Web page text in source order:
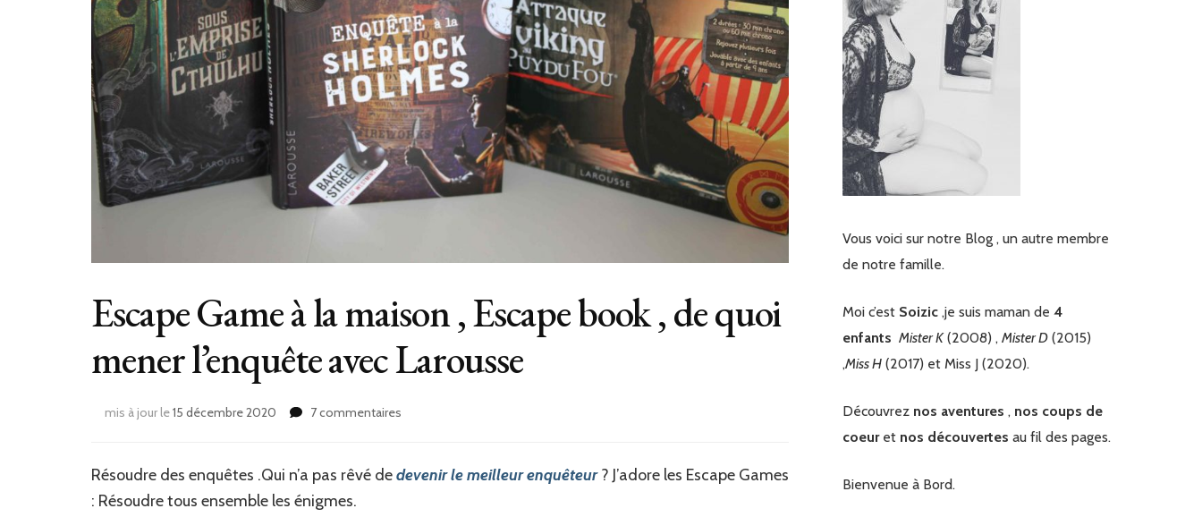
Escape Game à la maison , Escape book , de quoi
mener l’enquête avec Larousse
mis à jour le15 décembre 2020 7 commentaires
à
Résoudre des enquêtes .Qui n’a pas rêvé dedevenir le meilleur enquêteur? J’adore les Escape Games
: Résoudre tous ensemble les énigmes.
Vous voici sur notre Blog , un autre membre
de notre famille.
Moi c’est Soizic ,je suis maman de 4
enfants Mister K(2008) , Mister D (2015)
,Miss H (2017) et Miss J (2020).
Découvrez nos aventures , nos coups de
coeuret nos découvertes au fil des pages.
Bienvenue à Bord.